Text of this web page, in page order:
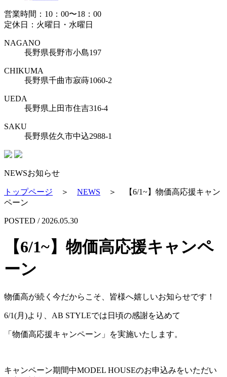
営業時間：10：00〜18：00
定休日：火曜日・水曜日
NAGANO
長野県長野市小島197
CHIKUMA
長野県千曲市寂蒔1060-2
UEDA
長野県上田市住吉316-4
SAKU
長野県佐久市中込2988-1
NEWSお知らせ
トップページ ＞ NEWS ＞
【6/1~】物価高応援キャン
ペーン
POSTED / 2026.05.30
【6/1~】物価高応援キャンペ
ーン
物価高が続く今だからこそ、皆様へ嬉しいお知らせです！
6/1(月)より、AB STYLEでは日頃の感謝を込めて
「物価高応援キャンペーン」を実施いたします。
キャンペーン期間中MODEL HOUSEのお申込みをいただい